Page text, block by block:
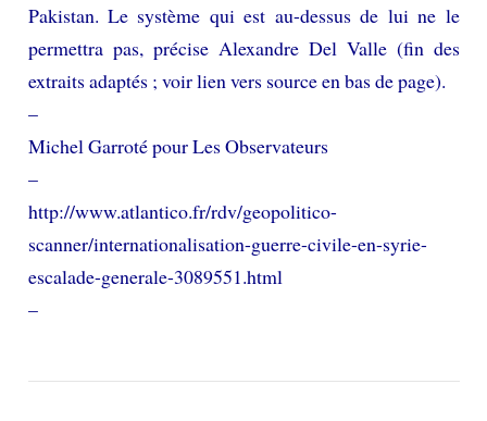
Pakistan. Le système qui est au-dessus de lui ne le
permettra pas, précise Alexandre Del Valle (fin des
extraits adaptés ; voir lien vers source en bas de page).
–
Michel Garroté pour Les Observateurs
–
http://www.atlantico.fr/rdv/geopolitico-
scanner/internationalisation-guerre-civile-en-syrie-
escalade-generale-3089551.html
–